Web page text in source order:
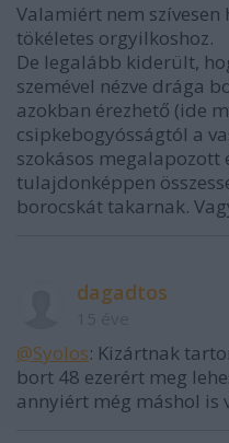
Valamiért nem
tökéletes orgyilkoshoz.
De legalább kiderült,
szemével nézve drága
azokban érezhető (ide
csipkebogyósságtól a
szokásos megalapozott
tulajdonképpen
borocskát takarnak.
dagadtos
@Syolos: Kizártnak
bort 48 ezerért meg
annyiért még máshol is